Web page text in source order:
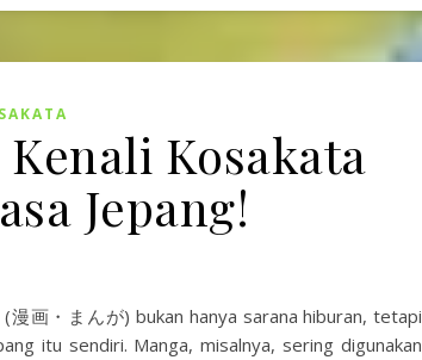
Kosakata
Jepang!
画・まんが) bukan hanya sarana hiburan, tetapi
itu sendiri. Manga, misalnya, sering digunakan